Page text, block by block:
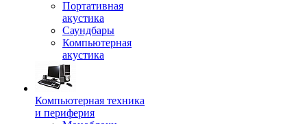
Портативная
акустика
Саундбары
Компьютерная
акустика
Компьютерная техника
и периферия